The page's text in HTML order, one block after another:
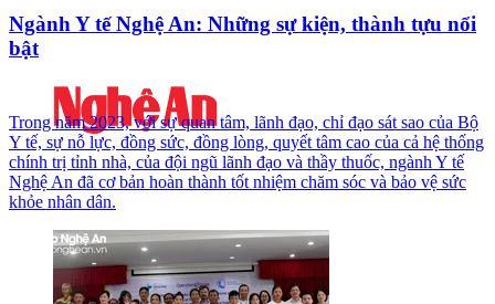
Ngành Y tế Nghệ An: Những sự kiện, thành tựu nổi
bật
Trong năm 2023, với sự quan tâm, lãnh đạo, chỉ đạo sát sao của Bộ
Y tế, sự nỗ lực, đồng sức, đồng lòng, quyết tâm cao của cả hệ thống
chính trị tỉnh nhà, của đội ngũ lãnh đạo và thầy thuốc, ngành Y tế
Nghệ An đã cơ bản hoàn thành tốt nhiệm chăm sóc và bảo vệ sức
khỏe nhân dân.